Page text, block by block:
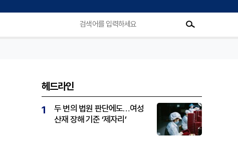
헤드라인
1
두 번의 법원 판단에도…여성
산재 장해 기준 ‘제자리’